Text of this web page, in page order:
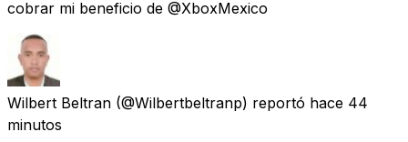
cobrar mi beneficio de @XboxMexico
Wilbert Beltran (@Wilbertbeltranp) reportó hace 44
minutos